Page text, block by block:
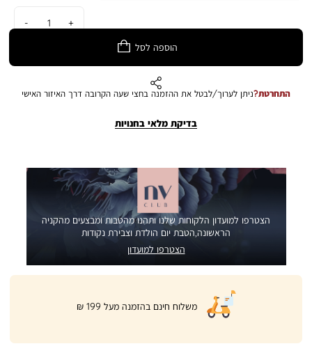
הוספה לסל
התחרטת?ניתן לערוך/לבטל את ההזמנה בחצי שעה הקרובה דרך האיזור האישי
בדיקת מלאי בחנויות
הצטרפו למועדון הלקוחות שלנו ותהנו מהטבות ומבצעים מהקניה
הראשונה,הטבת יום הולדת וצבירת נקודות
הצטרפו למועדון
|
product
page
banner
משלוח חינם בהזמנה מעל 199 ₪